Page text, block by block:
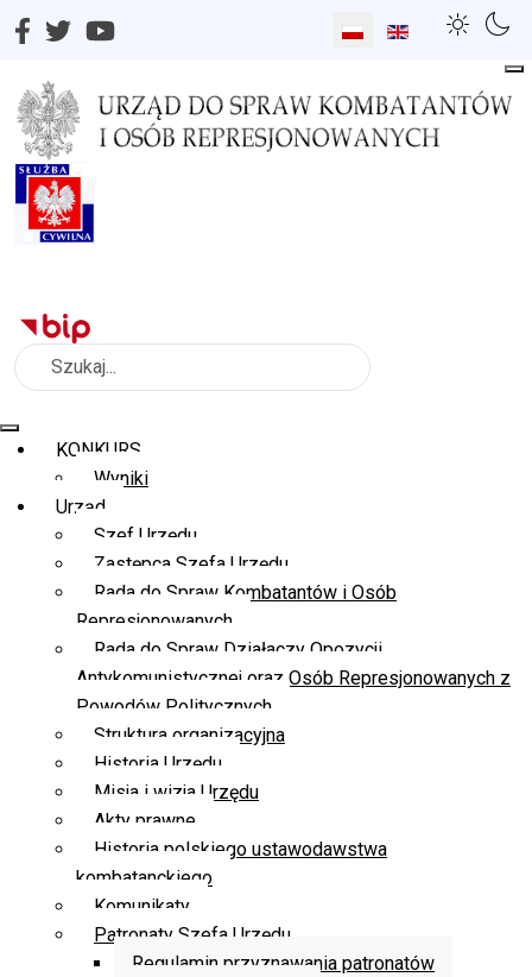
Wybierz swój język
Szukaj
KONKURS
Wyniki
Urząd
Szef Urzędu
Zastępca Szefa Urzędu
Rada do Spraw Kombatantów i Osób
Represjonowanych
Rada do Spraw Działaczy Opozycji
Antykomunistycznej oraz Osób Represjonowanych z
Powodów Politycznych
Struktura organizacyjna
Historia Urzędu
Misja i wizja Urzędu
Akty prawne
Historia polskiego ustawodawstwa
kombatanckiego
Komunikaty
Patronaty Szefa Urzędu
Regulamin przyznawania patronatów